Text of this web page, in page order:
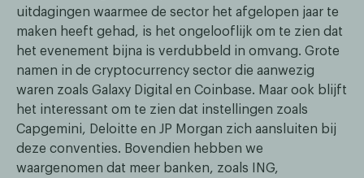
uitdagingen waarmee de sector het afgelopen jaar te
maken heeft gehad, is het ongelooflijk om te zien dat
het evenement bijna is verdubbeld in omvang. Grote
namen in de cryptocurrency sector die aanwezig
waren zoals Galaxy Digital en Coinbase. Maar ook blijft
het interessant om te zien dat instellingen zoals
Capgemini, Deloitte en JP Morgan zich aansluiten bij
deze conventies. Bovendien hebben we
waargenomen dat meer banken, zoals ING,